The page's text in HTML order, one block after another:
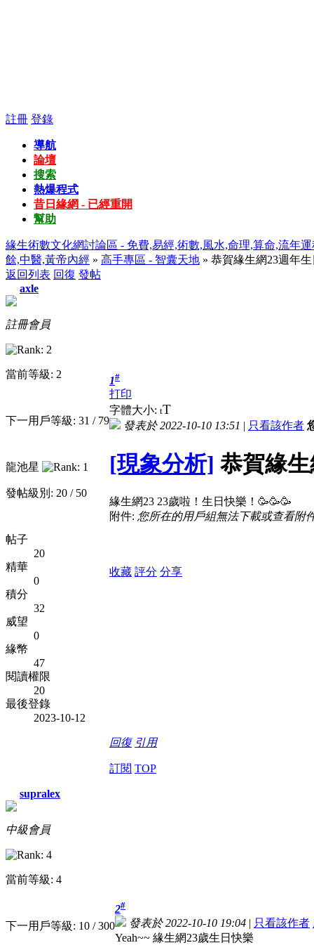
註冊 登錄
導航
論壇
搜索
熱爆程式
昔日緣網 - 已經重開
幫助
緣生術數文化網討論區 - 免費,易經,術數,風水,命理,算命,流年
餘,中醫,黃帝內經 » 高手專區 - 智囊天地 » 恭賀緣生網23週年
返回列表 回復 發帖
axle
註冊會員
當前等級: 2
下一用戶等級: 31 / 79
龍池星
發帖級別: 20 / 50
帖子
20
精華
0
積分
32
威望
0
緣幣
47
閱讀權限
20
最後登錄
2023-10-12
1#
打印
字體大小: tT
發表於 2022-10-10 13:51 | 只看該作者
[現象分析] 恭賀緣
緣生網23 23歲啦！生日快樂！🥳🥳🥳
附件: 您所在的用戶組無法下載或查看附
收藏 評分 分享
回復 引用
訂閱 TOP
supralex
中級會員
當前等級: 4
下一用戶等級: 10 / 300
2#
發表於 2022-10-10 19:04 | 只看該作者
Yeah~~ 緣生網23歲生日快樂